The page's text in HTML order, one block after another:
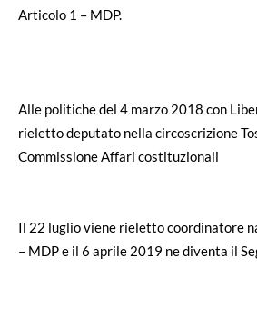
Articolo 1 – MDP.
Alle politiche del 4 marzo 2018 con
rieletto deputato nella circoscrizione
Commissione Affari costituzionali
Il 22 luglio viene rieletto coordinatore
– MDP e il 6 aprile 2019 ne diventa il